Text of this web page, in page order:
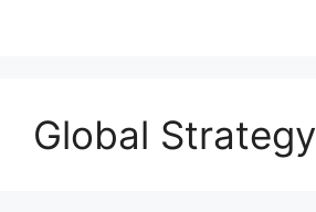
Global Strategy